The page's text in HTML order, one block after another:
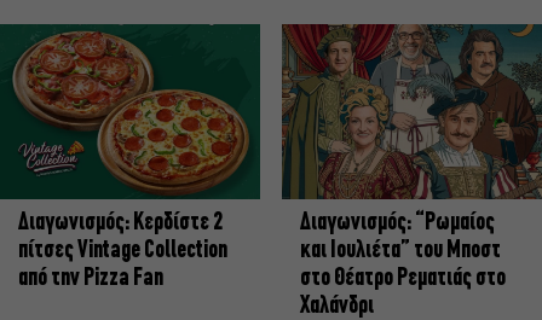
Διαγωνισμός: Κερδίστε 2
πίτσες Vintage Collection
από την Pizza Fan
Διαγωνισμός: “Ρωμαίος
και Ιουλιέτα” του Μποστ
στο Θέατρο Ρεματιάς στο
Χαλάνδρι